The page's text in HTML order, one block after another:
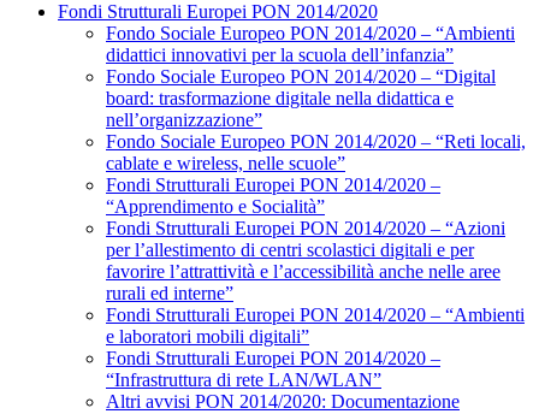
Fondi Strutturali Europei PON 2014/2020
Fondo Sociale Europeo PON 2014/2020 – “Ambienti
didattici innovativi per la scuola dell’infanzia”
Fondo Sociale Europeo PON 2014/2020 – “Digital
board: trasformazione digitale nella didattica e
nell’organizzazione”
Fondo Sociale Europeo PON 2014/2020 – “Reti locali,
cablate e wireless, nelle scuole”
Fondi Strutturali Europei PON 2014/2020 –
“Apprendimento e Socialità”
Fondi Strutturali Europei PON 2014/2020 – “Azioni
per l’allestimento di centri scolastici digitali e per
favorire l’attrattività e l’accessibilità anche nelle aree
rurali ed interne”
Fondi Strutturali Europei PON 2014/2020 – “Ambienti
e laboratori mobili digitali”
Fondi Strutturali Europei PON 2014/2020 –
“Infrastruttura di rete LAN/WLAN”
Altri avvisi PON 2014/2020: Documentazione